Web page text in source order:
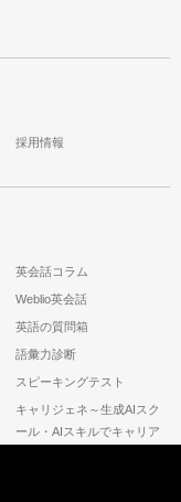
採用情報
英会話コラム
Weblio英会話
英語の質問箱
語彙力診断
スピーキングテスト
キャリジェネ～生成AIスク
ール・AIスキルでキャリア